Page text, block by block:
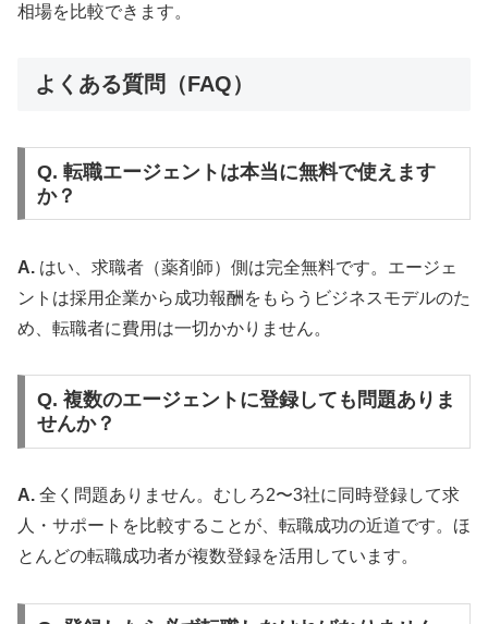
相場を比較できます。
よくある質問（FAQ）
Q. 転職エージェントは本当に無料で使えます
か？
A. はい、求職者（薬剤師）側は完全無料です。エージェ
ントは採用企業から成功報酬をもらうビジネスモデルのた
め、転職者に費用は一切かかりません。
Q. 複数のエージェントに登録しても問題ありま
せんか？
A. 全く問題ありません。むしろ2〜3社に同時登録して求
人・サポートを比較することが、転職成功の近道です。ほ
とんどの転職成功者が複数登録を活用しています。